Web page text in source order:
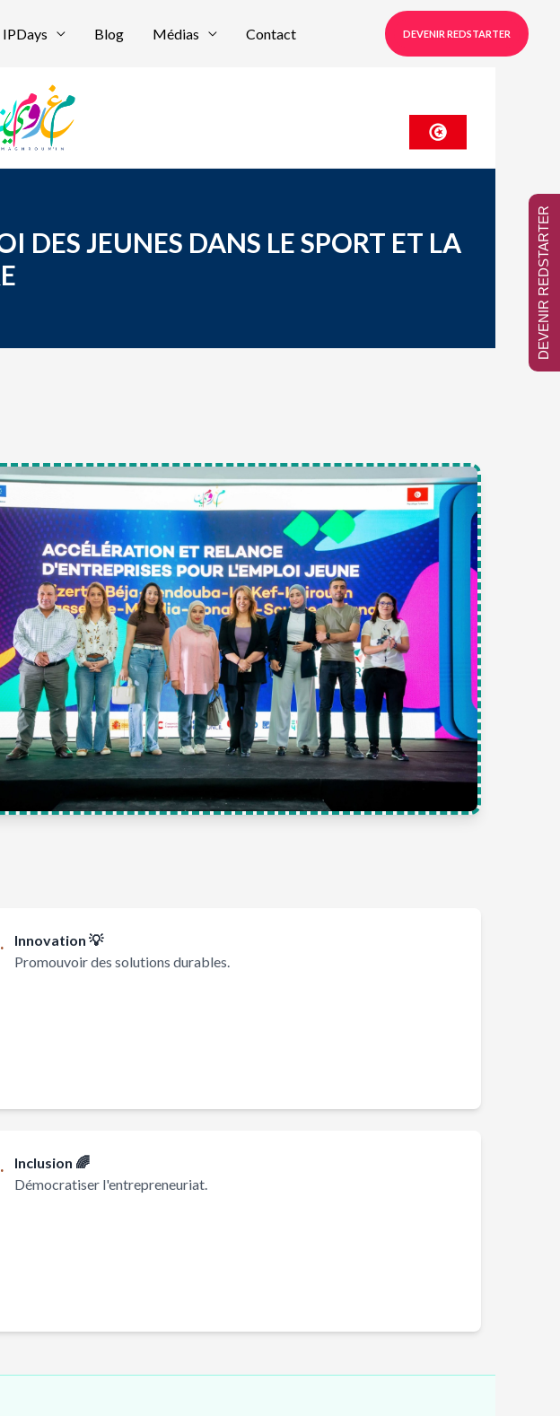
IPDays Blog Médias Contact DEVENIR REDSTARTER
DES JEUNES DANS LE SPORT ET LA
Innovation 💡
Promouvoir des solutions durables.
Inclusion 🌈
Démocratiser l'entrepreneuriat.
DEVENIR REDSTARTER